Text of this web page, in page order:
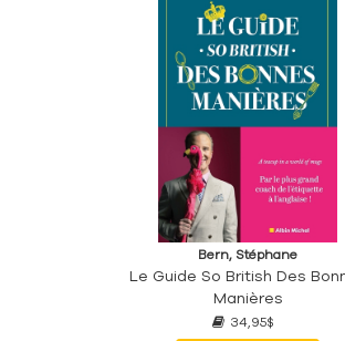
Bern, Stéphane
Le Guide So British Des
Manières
34,95$